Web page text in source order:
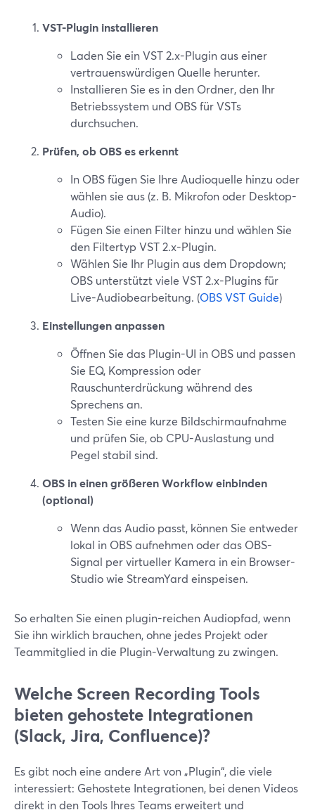
VST-Plugin installieren
Laden Sie ein VST 2.x-Plugin aus einer
vertrauenswürdigen Quelle herunter.
Installieren Sie es in den Ordner, den Ihr
Betriebssystem und OBS für VSTs
durchsuchen.
Prüfen, ob OBS es erkennt
In OBS fügen Sie Ihre Audioquelle hinzu oder
wählen sie aus (z. B. Mikrofon oder Desktop-
Audio).
Fügen Sie einen Filter hinzu und wählen Sie
den Filtertyp VST 2.x-Plugin.
Wählen Sie Ihr Plugin aus dem Dropdown;
OBS unterstützt viele VST 2.x-Plugins für
Live-Audiobearbeitung. (OBS VST Guide)
Einstellungen anpassen
Öffnen Sie das Plugin-UI in OBS und passen
Sie EQ, Kompression oder
Rauschunterdrückung während des
Sprechens an.
Testen Sie eine kurze Bildschirmaufnahme
und prüfen Sie, ob CPU-Auslastung und
Pegel stabil sind.
OBS in einen größeren Workflow einbinden
(optional)
Wenn das Audio passt, können Sie entweder
lokal in OBS aufnehmen oder das OBS-
Signal per virtueller Kamera in ein Browser-
Studio wie StreamYard einspeisen.
So erhalten Sie einen plugin-reichen Audiopfad, wenn
Sie ihn wirklich brauchen, ohne jedes Projekt oder
Teammitglied in die Plugin-Verwaltung zu zwingen.
Welche Screen Recording Tools
bieten gehostete Integrationen
(Slack, Jira, Confluence)?
Es gibt noch eine andere Art von „Plugin“, die viele
interessiert: Gehostete Integrationen, bei denen Videos
direkt in den Tools Ihres Teams erweitert und